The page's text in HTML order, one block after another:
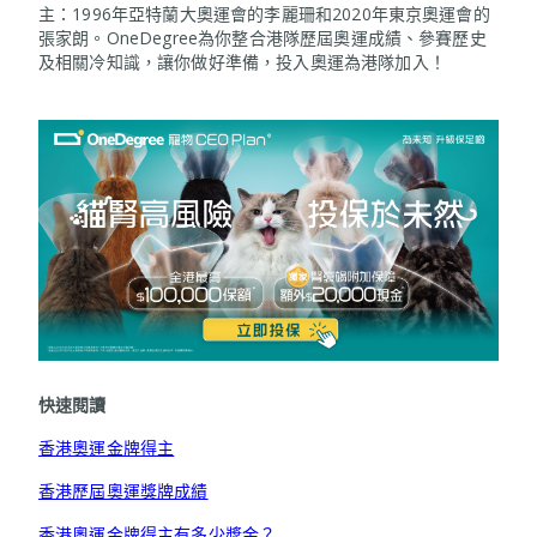
主：1996年亞特蘭大奧運會的李麗珊和2020年東京奧運會的
張家朗。OneDegree為你整合港隊歷屆奧運成績、參賽歷史
及相關冷知識，讓你做好準備，投入奧運為港隊加入！
快速閱讀
香港奧運金牌得主
香港歷屆奧運獎牌成績